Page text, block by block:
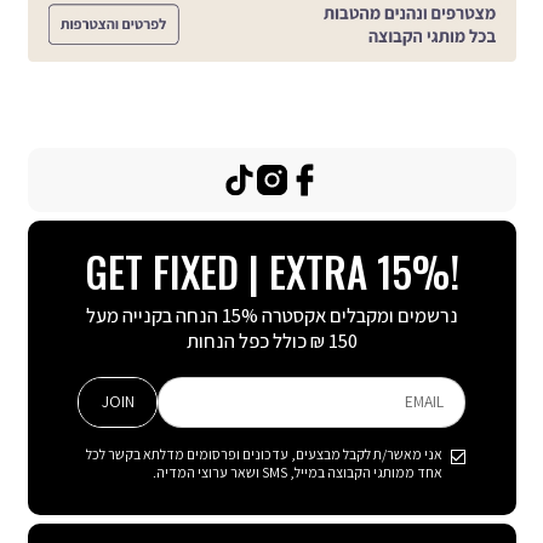
מועדון
באנר
חברי
מועדון
GET FIXED | EXTRA 15%!
נרשמים ומקבלים אקסטרה 15% הנחה בקנייה מעל
150 ₪ כולל כפל הנחות
EMAIL
אני מאשר/ת לקבל מבצעים, עדכונים ופרסומים מדלתא בקשר לכל
אחד ממותגי הקבוצה במייל, SMS ושאר ערוצי המדיה.
JOIN